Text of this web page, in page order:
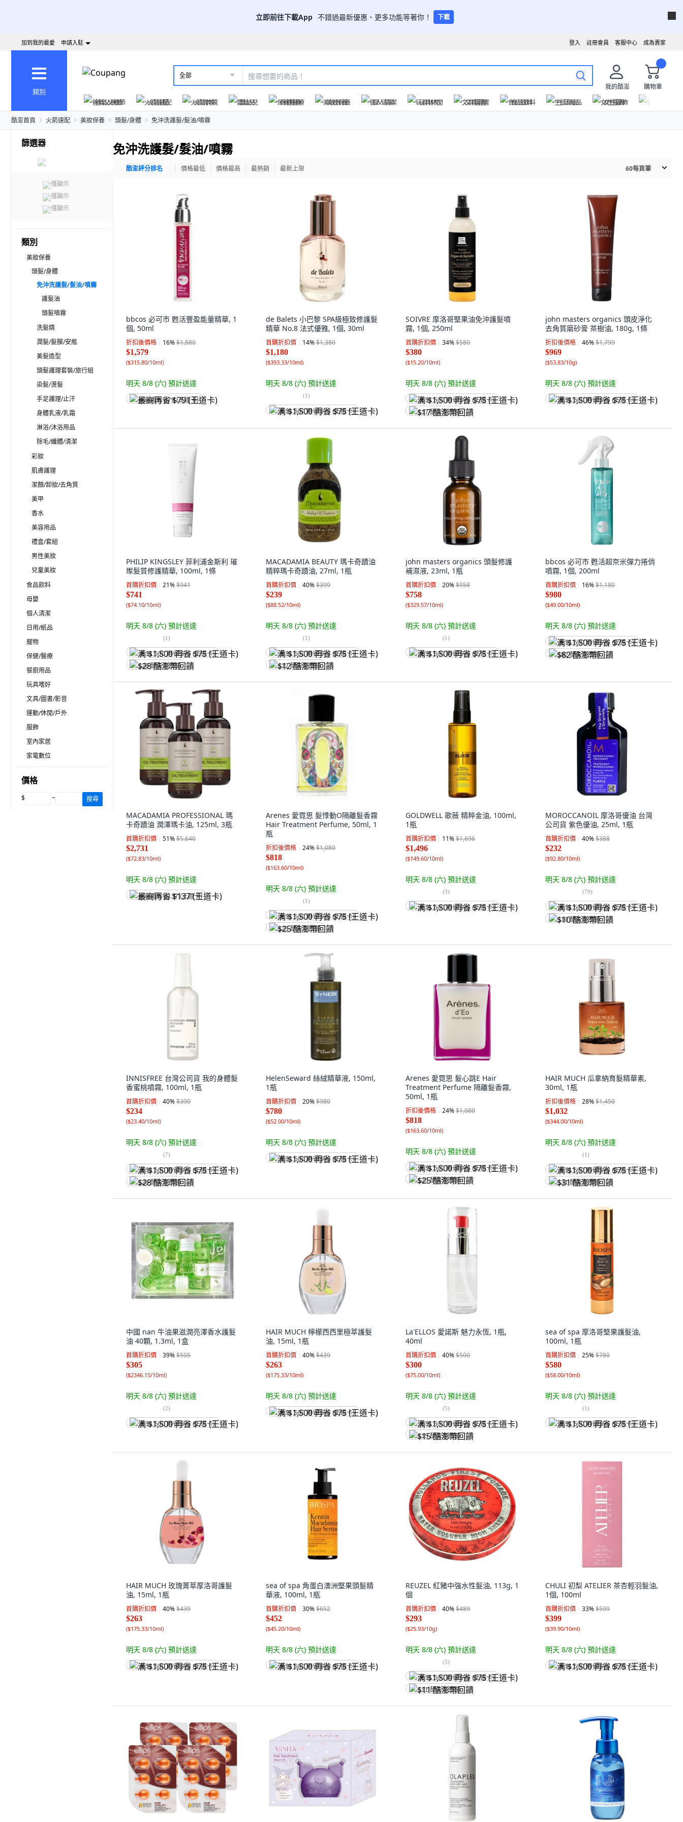
立即前往下載App 不錯過最新優惠、更多功能等著你！ 下載
成為賣家
客服中心
註冊會員
登入
加到我的最愛 申請入駐
類別
全部
我的酷澎
購物車
爸氣父親節
火箭速配 火箭跨境 嬰幼兒 保健醫療 美妝保養 個人清潔 玩具休閒 文具圖書 食品飲料 生活用品 女性服飾
酷澎首頁 火箭速配 美妝保養 頭髮/身體 免沖洗護髮/髮油/噴霧
篩選器
僅顯示
僅顯示
僅顯示
類別
美妝保養
頭髮/身體
免沖洗護髮/髮油/噴霧
護髮油
頭髮噴霧
洗髮精
潤髮/髮膜/安瓶
美髮造型
頭髮護理套裝/旅行組
染髮/燙髮
手足護理/止汗
身體乳液/乳霜
淋浴/沐浴用品
除毛/纖體/清潔
彩妝
肌膚護理
潔顏/卸妝/去角質
美甲
香水
美容用品
禮盒/套組
男性美妝
兒童美妝
食品飲料
母嬰
個人清潔
日用/紙品
寵物
保健/醫療
餐廚用品
玩具嗜好
文具/圖書/影音
運動/休閒/戶外
服飾
室內家居
家電數位
價格
$ ~ 搜尋
免沖洗護髮/髮油/噴霧
酷澎評分排名 價格最低 價格最高 最熱銷 最新上架 60每頁筆
bbcos 必可市 甦活豐盈能量精華, 1
個, 50ml
折扣後價格 16%$1,880
$1,579
($315.80/10ml)
明天 8/8 (六) 預計送達
最高再省 $79 (王道卡)
de Balets 小巴黎 SPA級極致修護髮
精華 No.8 法式優雅, 1個, 30ml
首購折扣價 14%$1,380
$1,180
($393.33/10ml)
明天 8/8 (六) 預計送達
(1)
满 $1,500 再省 $75 (王道卡)
SOIVRE 摩洛哥堅果油免沖護髮噴
霧, 1個, 250ml
首購折扣價 34%$580
$380
($15.20/10ml)
明天 8/8 (六) 預計送達
满 $1,500 再省 $75 (王道卡)
$17 酷澎幣回饋
john masters organics 頭皮淨化
去角質磨砂膏 茶樹油, 180g, 1條
折扣後價格 46%$1,799
$969
($53.83/10g)
明天 8/8 (六) 預計送達
满 $1,500 再省 $75 (王道卡)
PHILIP KINGSLEY 菲利浦金斯利 璀
璨髮質修護精華, 100ml, 1條
首購折扣價 21%$941
$741
($74.10/10ml)
明天 8/8 (六) 預計送達
(1)
满 $1,500 再省 $75 (王道卡)
$28 酷澎幣回饋
MACADAMIA BEAUTY 瑪卡奇蹟油
精粹瑪卡奇蹟油, 27ml, 1瓶
首購折扣價 40%$399
$239
($88.52/10ml)
明天 8/8 (六) 預計送達
(1)
满 $1,500 再省 $75 (王道卡)
$12 酷澎幣回饋
john masters organics 頭髮修護
補濕液, 23ml, 1瓶
首購折扣價 20%$958
$758
($329.57/10ml)
明天 8/8 (六) 預計送達
(1)
满 $1,500 再省 $75 (王道卡)
bbcos 必可市 甦活超奈米彈力捲俏
噴霧, 1個, 200ml
首購折扣價 16%$1,180
$980
($49.00/10ml)
明天 8/8 (六) 預計送達
满 $1,500 再省 $75 (王道卡)
$82 酷澎幣回饋
MACADAMIA PROFESSIONAL 瑪
卡奇蹟油 潤澤瑪卡油, 125ml, 3瓶
首購折扣價 51%$5,640
$2,731
($72.83/10ml)
明天 8/8 (六) 預計送達
最高再省 $137 (王道卡)
Arenes 愛霓思 髮悸動O隔離髮香霧
Hair Treatment Perfume, 50ml, 1
瓶
折扣後價格 24%$1,080
$818
($163.60/10ml)
明天 8/8 (六) 預計送達
(1)
满 $1,500 再省 $75 (王道卡)
$25 酷澎幣回饋
GOLDWELL 歌薇 精粹金油, 100ml,
1瓶
首購折扣價 11%$1,696
$1,496
($149.60/10ml)
明天 8/8 (六) 預計送達
(3)
满 $1,500 再省 $75 (王道卡)
MOROCCANOIL 摩洛哥優油 台灣
公司貨 紫色優油, 25ml, 1瓶
首購折扣價 40%$388
$232
($92.80/10ml)
明天 8/8 (六) 預計送達
(79)
满 $1,500 再省 $75 (王道卡)
$10 酷澎幣回饋
INNISFREE 台灣公司貨 我的身體髮
香蜜桃噴霧, 100ml, 1瓶
首購折扣價 40%$390
$234
($23.40/10ml)
明天 8/8 (六) 預計送達
(7)
满 $1,500 再省 $75 (王道卡)
$28 酷澎幣回饋
HelenSeward 絲絨精華液, 150ml,
1瓶
首購折扣價 20%$980
$780
($52.00/10ml)
明天 8/8 (六) 預計送達
满 $1,500 再省 $75 (王道卡)
Arenes 愛霓思 髮心跳E Hair
Treatment Perfume 隔離髮香霧,
50ml, 1瓶
折扣後價格 24%$1,080
$818
($163.60/10ml)
明天 8/8 (六) 預計送達
满 $1,500 再省 $75 (王道卡)
$25 酷澎幣回饋
HAIR MUCH 瓜拿納育髮精華素,
30ml, 1瓶
折扣後價格 28%$1,450
$1,032
($344.00/10ml)
明天 8/8 (六) 預計送達
(1)
满 $1,500 再省 $75 (王道卡)
$31 酷澎幣回饋
中國 nan 牛油果滋潤亮澤香水護髮
油 40顆, 1.3ml, 1盒
首購折扣價 39%$505
$305
($2346.15/10ml)
明天 8/8 (六) 預計送達
(2)
满 $1,500 再省 $75 (王道卡)
HAIR MUCH 檸檬西西里極萃護髮
油, 15ml, 1瓶
首購折扣價 40%$439
$263
($175.33/10ml)
明天 8/8 (六) 預計送達
满 $1,500 再省 $75 (王道卡)
La'ELLOS 愛諾斯 魅力永恆, 1瓶,
40ml
首購折扣價 40%$500
$300
($75.00/10ml)
明天 8/8 (六) 預計送達
(5)
满 $1,500 再省 $75 (王道卡)
$15 酷澎幣回饋
sea of spa 摩洛哥堅果護髮油,
100ml, 1瓶
首購折扣價 25%$780
$580
($58.00/10ml)
明天 8/8 (六) 預計送達
(1)
满 $1,500 再省 $75 (王道卡)
HAIR MUCH 玫瑰菁萃摩洛哥護髮
油, 15ml, 1瓶
首購折扣價 40%$439
$263
($175.33/10ml)
明天 8/8 (六) 預計送達
满 $1,500 再省 $75 (王道卡)
sea of spa 角蛋白澳洲堅果頭髮精
華液, 100ml, 1瓶
首購折扣價 30%$652
$452
($45.20/10ml)
明天 8/8 (六) 預計送達
满 $1,500 再省 $75 (王道卡)
REUZEL 紅豬中強水性髮油, 113g, 1
個
首購折扣價 40%$489
$293
($25.93/10g)
明天 8/8 (六) 預計送達
(5)
满 $1,500 再省 $75 (王道卡)
$11 酷澎幣回饋
CHULI 初梨 ATELIER 茶杏輕羽髮油,
1個, 100ml
首購折扣價 33%$599
$399
($39.90/10ml)
明天 8/8 (六) 預計送達
满 $1,500 再省 $75 (王道卡)